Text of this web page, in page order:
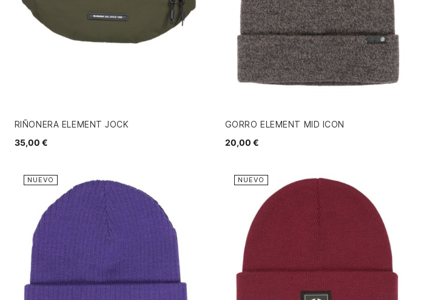
RIÑONERA ELEMENT JOCK
35,00 €
GORRO ELEMENT MID ICON
20,00 €
NUEVO NUEVO